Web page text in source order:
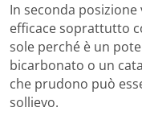
In seconda posizione
efficace soprattutto
sole perché è un
bicarbonato o un
che prudono può
sollievo.